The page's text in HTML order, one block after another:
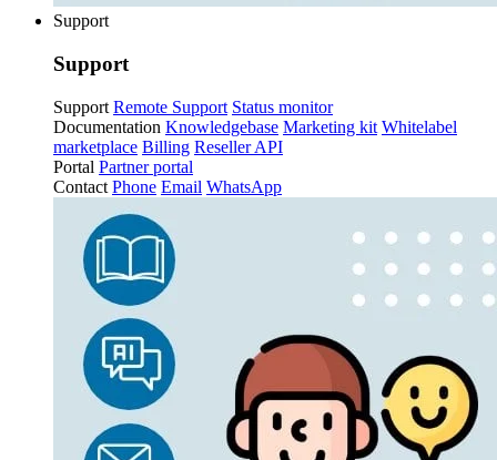
Support
Support
Support Remote Support Status monitor
Documentation Knowledgebase Marketing kit Whitelabel
marketplace Billing Reseller API
Portal Partner portal
Contact Phone Email WhatsApp